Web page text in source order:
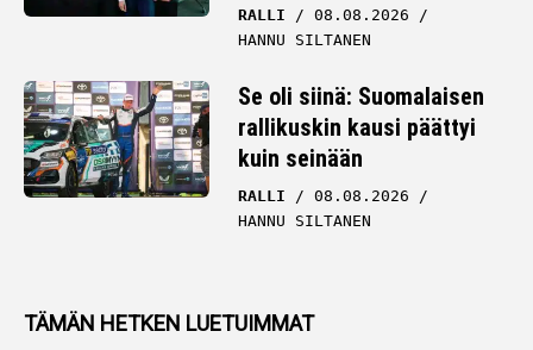
RALLI
08.08.2026
HANNU SILTANEN
Se oli siinä: Suomalaisen
rallikuskin kausi päättyi
kuin seinään
RALLI
08.08.2026
HANNU SILTANEN
TÄMÄN HETKEN LUETUIMMAT